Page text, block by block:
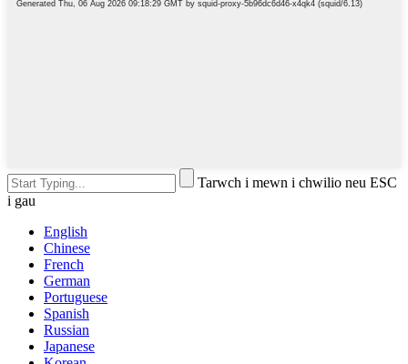
Tarwch i mewn i chwilio neu ESC
i gau
English
Chinese
French
German
Portuguese
Spanish
Russian
Japanese